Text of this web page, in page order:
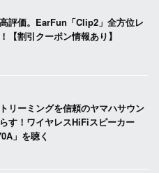
評価。EarFun「Clip2」全方位レ
【割引クーポン情報あり】
リーミングを信頼のヤマハサウン
す！ワイヤレスHiFiスピーカー
」を聴く